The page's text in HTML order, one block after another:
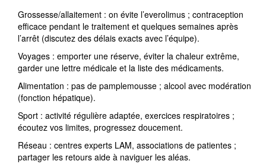
Grossesse/allaitement : on évite l’everolimus ; contraception
efficace pendant le traitement et quelques semaines après
l’arrêt (discutez des délais exacts avec l’équipe).
Voyages : emporter une réserve, éviter la chaleur extrême,
garder une lettre médicale et la liste des médicaments.
Alimentation : pas de pamplemousse ; alcool avec modération
(fonction hépatique).
Sport : activité régulière adaptée, exercices respiratoires ;
écoutez vos limites, progressez doucement.
Réseau : centres experts LAM, associations de patientes ;
partager les retours aide à naviguer les aléas.